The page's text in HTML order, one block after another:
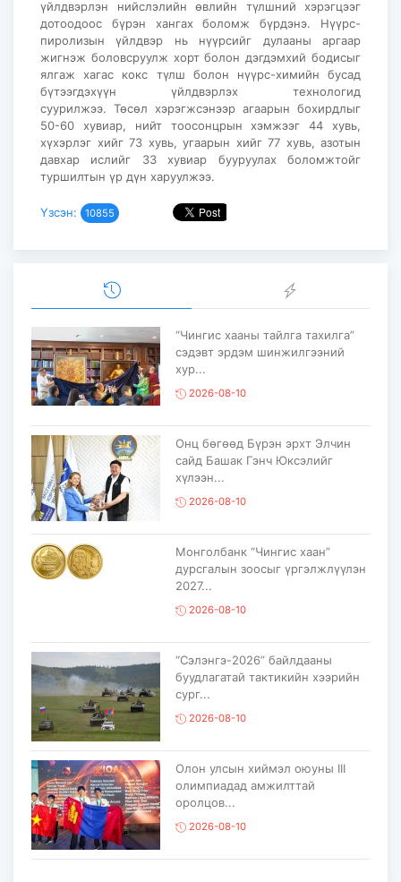
үйлдвэрлэн нийслэлийн өвлийн түлшний хэрэгцээг
дотоодоос бүрэн хангах боломж бүрдэнэ. Нүүрс-
пиролизын үйлдвэр нь нүүрсийг дулааны аргаар
жигнэж боловсруулж хорт болон дэгдэмхий бодисыг
ялгаж хагас кокс түлш болон нүүрс-химийн бусад
бүтээгдэхүүн үйлдвэрлэх технологид
суурилжээ. Төсөл хэрэгжсэнээр агаарын бохирдлыг
50-60 хувиар, нийт тоосонцрын хэмжээг 44 хувь,
хүхэрлэг хийг 73 хувь, угаарын хийг 77 хувь, азотын
давхар ислийг 33 хувиар бууруулах боломжтойг
туршилтын үр дүн харуулжээ.
Үзсэн: 10855
“Чингис хааны тайлга тахилга”
сэдэвт эрдэм шинжилгээний
хур...
2026-08-10
Онц бөгөөд Бүрэн эрхт Элчин
сайд Башак Гэнч Юксэлийг
хүлээн...
2026-08-10
Монголбанк “Чингис хаан”
дурсгалын зоосыг үргэлжлүүлэн
2027...
2026-08-10
“Сэлэнгэ-2026” байлдааны
буудлагатай тактикийн хээрийн
сург...
2026-08-10
Олон улсын хиймэл оюуны III
олимпиадад амжилттай
оролцов...
2026-08-10